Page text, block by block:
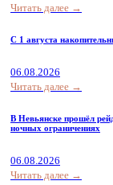
Читать далее →
С 1 августа
06.08.2026
Читать далее →
В Невьянске прошёл
ночных ограничениях
06.08.2026
Читать далее →